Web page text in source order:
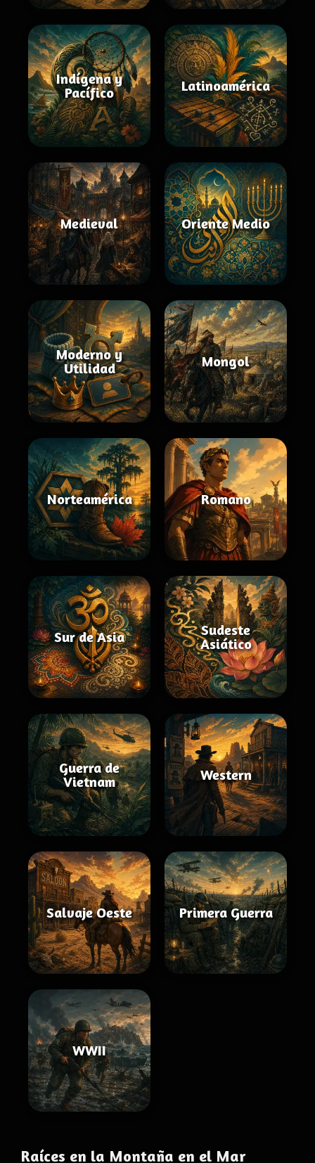
Indígena y
Pacífico
Latinoamérica
Medieval Oriente Medio
Moderno y
Utilidad
Mongol
Norteamérica Romano
Sur de Asia
Sudeste
Asiático
Guerra de
Vietnam
Western
Salvaje Oeste Primera Guerra
WWII
Raíces en la Montaña en el Mar